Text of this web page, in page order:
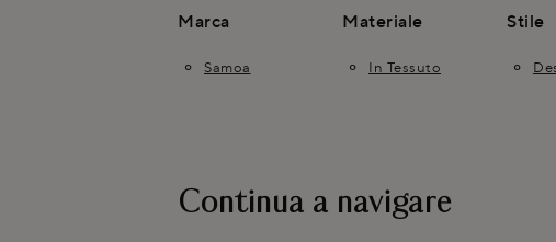
Marca
Samoa
Materiale
In Tessuto
Stile
Continua a navigare